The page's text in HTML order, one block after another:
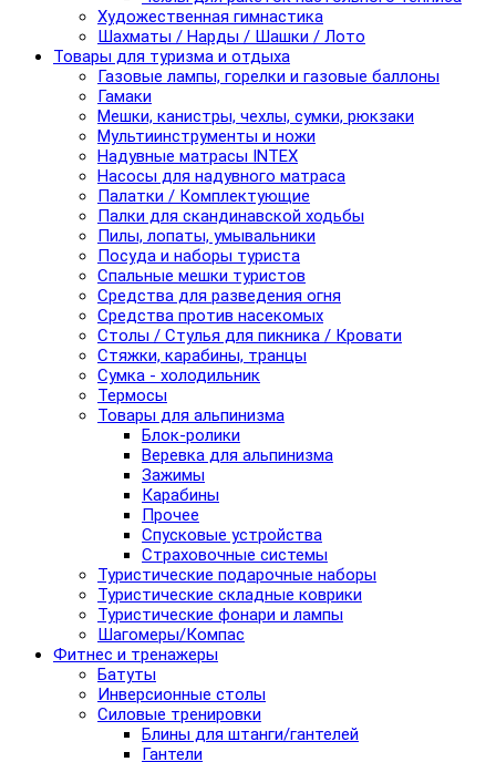
Художественная гимнастика
Шахматы / Нарды / Шашки / Лото
Товары для туризма и отдыха
Газовые лампы, горелки и газовые баллоны
Гамаки
Мешки, канистры, чехлы, сумки, рюкзаки
Мультиинструменты и ножи
Надувные матрасы INTEX
Насосы для надувного матраса
Палатки / Комплектующие
Палки для скандинавской ходьбы
Пилы, лопаты, умывальники
Посуда и наборы туриста
Спальные мешки туристов
Средства для разведения огня
Средства против насекомых
Столы / Стулья для пикника / Кровати
Стяжки, карабины, транцы
Сумка - холодильник
Термосы
Товары для альпинизма
Блок-ролики
Веревка для альпинизма
Зажимы
Карабины
Прочее
Спусковые устройства
Страховочные системы
Туристические подарочные наборы
Туристические складные коврики
Туристические фонари и лампы
Шагомеры/Компас
Фитнес и тренажеры
Батуты
Инверсионные столы
Силовые тренировки
Блины для штанги/гантелей
Гантели